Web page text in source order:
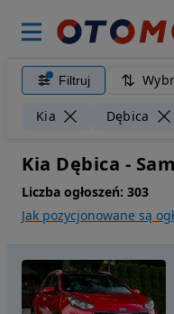
Filtruj
Kia Dębica
Kia Dębica -
Liczba ogłoszeń: 303
Jak pozycjonowane są